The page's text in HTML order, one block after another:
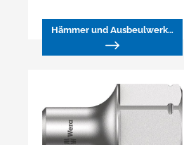
Hämmer und Ausbeulwerkzeuge